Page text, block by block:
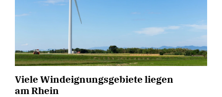
Viele Windeignungsgebiete liegen
am Rhein